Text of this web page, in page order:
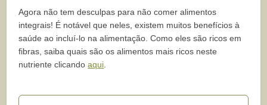
Agora não tem desculpas para não comer alimentos
integrais! É notável que neles, existem muitos benefícios à
saúde ao incluí-lo na alimentação. Como eles são ricos em
fibras, saiba quais são os alimentos mais ricos neste
nutriente clicandoaqui